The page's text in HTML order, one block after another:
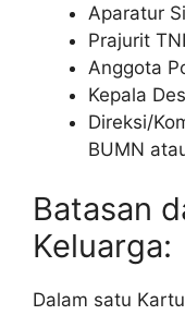
Aparatur
Prajurit
Anggota
Kepala
Direksi/
BUMN
Batasan
Keluarga:
Dalam satu